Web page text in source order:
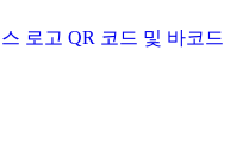
로고 QR 코드 및 바코드